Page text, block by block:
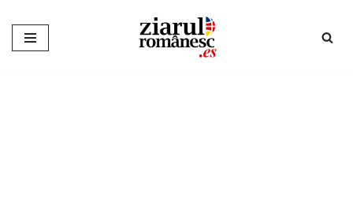
Sari